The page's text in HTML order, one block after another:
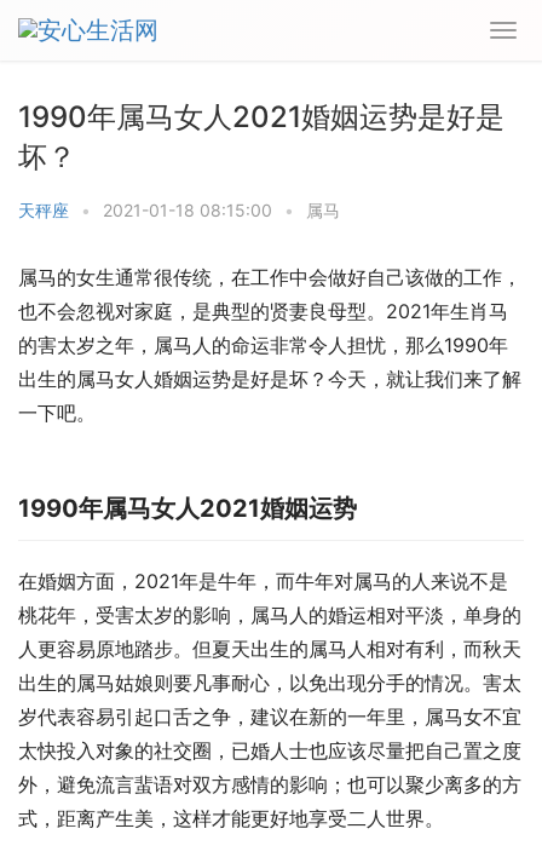
1990年属马女人2021婚姻运势是好是
坏？
天秤座 • 2021-01-18 08:15:00 • 属马
属马的女生通常很传统，在工作中会做好自己该做的工作，
也不会忽视对家庭，是典型的贤妻良母型。2021年生肖马
的害太岁之年，属马人的命运非常令人担忧，那么1990年
出生的属马女人婚姻运势是好是坏？今天，就让我们来了解
一下吧。
1990年属马女人2021婚姻运势
在婚姻方面，2021年是牛年，而牛年对属马的人来说不是
桃花年，受害太岁的影响，属马人的婚运相对平淡，单身的
人更容易原地踏步。但夏天出生的属马人相对有利，而秋天
出生的属马姑娘则要凡事耐心，以免出现分手的情况。害太
岁代表容易引起口舌之争，建议在新的一年里，属马女不宜
太快投入对象的社交圈，已婚人士也应该尽量把自己置之度
外，避免流言蜚语对双方感情的影响；也可以聚少离多的方
式，距离产生美，这样才能更好地享受二人世界。